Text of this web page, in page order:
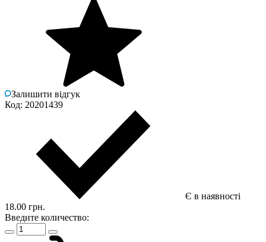
Залишити відгук
Код: 20201439
Є в наявності
18.00 грн.
Введите количество: